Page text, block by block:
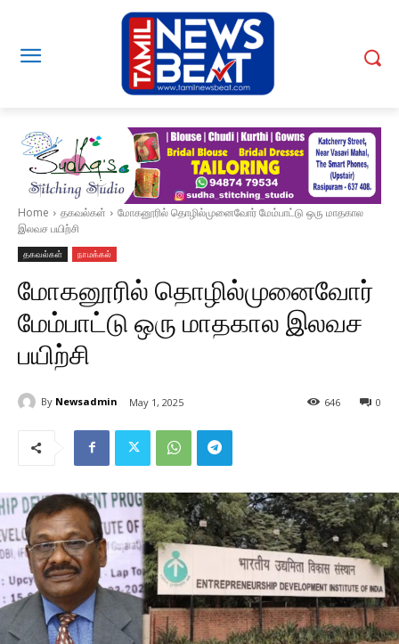
Home தகவல்கள்
மோகனூரில் தொழில்முனைவோர் மேம்பாட்டு ஒரு மாதகால
இலவச பயிற்சி
தகவல்கள் நாமக்கல்
மோகனூரில் தொழில்முனைவோர்
மேம்பாட்டு ஒரு மாதகால இலவச
பயிற்சி
By Newsadmin May 1, 2025 0
646